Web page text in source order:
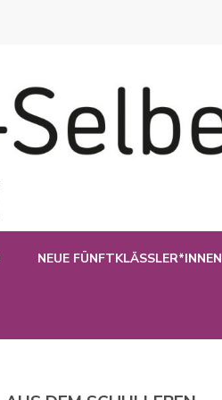
NEUE FÜNFTKLÄSSLER*INNEN